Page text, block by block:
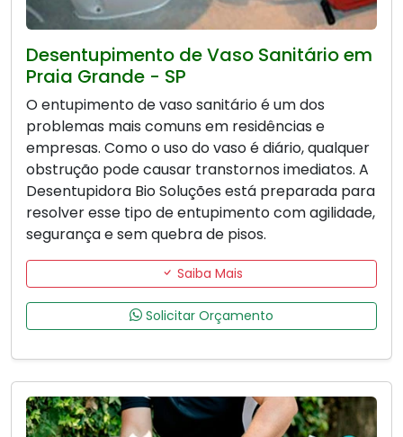
Desentupimento de Vaso Sanitário em
Praia Grande - SP
O entupimento de vaso sanitário é um dos
problemas mais comuns em residências e
empresas. Como o uso do vaso é diário, qualquer
obstrução pode causar transtornos imediatos. A
Desentupidora Bio Soluções está preparada para
resolver esse tipo de entupimento com agilidade,
segurança e sem quebra de pisos.
Saiba Mais
Solicitar Orçamento